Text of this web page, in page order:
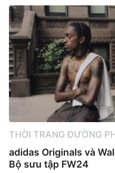
THỜI TRANG ĐƯỜNG
adidas Originals và
Bộ sưu tập FW24